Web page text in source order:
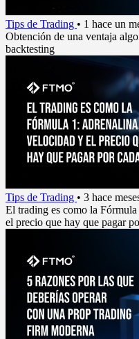
Tips de Trading • 1 hace un
Obtención de una ventaja
backtesting
Tips de Trading • 3 hace
El trading es como la
el precio que hay que pagar